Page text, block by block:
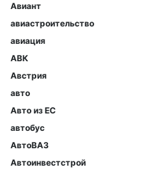
Авиант
авиастроительство
авиация
АВК
Австрия
авто
Авто из ЕС
автобус
АвтоВАЗ
Автоинвестстрой